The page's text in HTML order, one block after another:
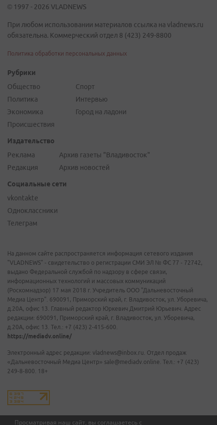
Просматривая наш сайт, вы соглашаетесь с
© 1997 - 2026 VLADNEWS
При любом использовании материалов ссылка на vladnews.ru
обязательна. Коммерческий отдел 8 (423) 249-8800
Политика обработки персональных данных
Рубрики
Общество
Политика
Экономика
Происшествия
Спорт
Интервью
Город на ладони
Издательство
Реклама
Редакция
Архив газеты "Владивосток"
Архив новостей
Социальные сети
vkontakte
Одноклассники
Телеграм
На данном сайте распространяется информация сетевого издания
"VLADNEWS" - свидетельство о регистрации СМИ ЭЛ № ФС 77 - 72742,
выдано Федеральной службой по надзору в сфере связи,
информационных технологий и массовых коммуникаций
(Роскомнадзор) 17 мая 2018 г. Учредитель ООО "Дальневосточный
Медиа Центр". 690091, Приморский край, г. Владивосток, ул. Уборевича,
д.20А, офис 13. Главный редактор Юркевич Дмитрий Юрьевич. Адрес
редакции: 690091, Приморский край, г. Владивосток, ул. Уборевича,
д.20А, офис 13. Тел.: +7 (423) 2-415-600.
https://mediadv.online/
Электронный адрес редакции: vladnews@inbox.ru. Отдел продаж
«Дальневосточный Медиа Центр» sale@mediadv.online. Тел.: +7 (423)
249-8-800. 18+